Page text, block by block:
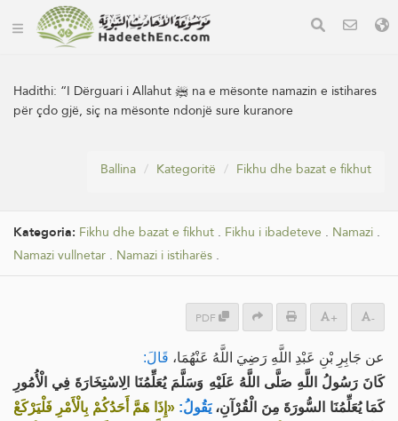
Hadithi: “I Dërguari i Allahut ﷺ na e mësonte namazin e istihares
për çdo gjë, siç na mësonte ndonjë sure kuranore
Ballina Kategoritë Fikhu dhe bazat e fikhut
Kategoria: Fikhu dhe bazat e fikhut . Fikhu i ibadeteve . Namazi .
Namazi vullnetar . Namazi i istiharës .
PDF + -
عن جَابِرِ بْنِ عَبْدِ اللَّهِ رَضِيَ اللَّهُ عَنْهُمَا، قَالَ:
كَانَ رَسُولُ اللَّهِ صَلَّى اللَّهُ عَلَيْهِ وَسَلَّمَ يُعَلِّمُنَا الِاسْتِخَارَةَ فِي الْأُمُورِ
كَمَا يُعَلِّمُنَا السُّورَةَ مِنَ الْقُرْآنِ، يَقُولُ: «إِذَا هَمَّ أَحَدُكُمْ بِالْأَمْرِ فَلْيَرْكَعْ